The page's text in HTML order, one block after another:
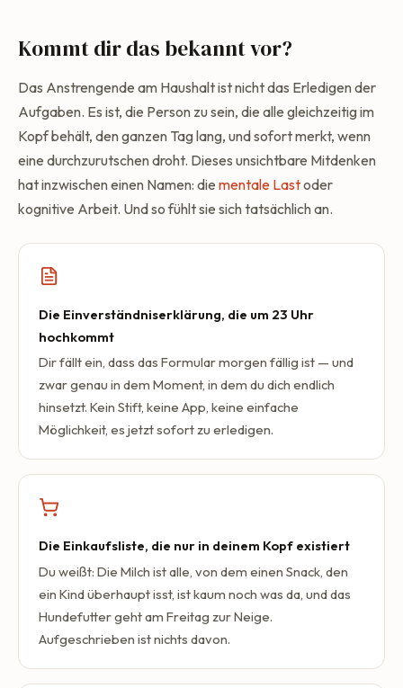
Kommt dir das bekannt vor?
Das Anstrengende am Haushalt ist nicht das Erledigen der
Aufgaben. Es ist, die Person zu sein, die alle gleichzeitig im
Kopf behält, den ganzen Tag lang, und sofort merkt, wenn
eine durchzurutschen droht. Dieses unsichtbare Mitdenken
hat inzwischen einen Namen: die mentale Lastoder
kognitive Arbeit. Und so fühlt sie sich tatsächlich an.
Die Einverständniserklärung, die um 23 Uhr
hochkommt
Dir fällt ein, dass das Formular morgen fällig ist — und
zwar genau in dem Moment, in dem du dich endlich
hinsetzt. Kein Stift, keine App, keine einfache
Möglichkeit, es jetzt sofort zu erledigen.
Die Einkaufsliste, die nur in deinem Kopf existiert
Du weißt: Die Milch ist alle, von dem einen Snack, den
ein Kind überhaupt isst, ist kaum noch was da, und das
Hundefutter geht am Freitag zur Neige.
Aufgeschrieben ist nichts davon.